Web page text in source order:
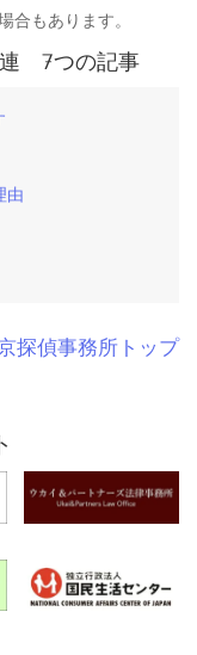
合もあります。
連 7つの記事
由
探偵事務所トップ